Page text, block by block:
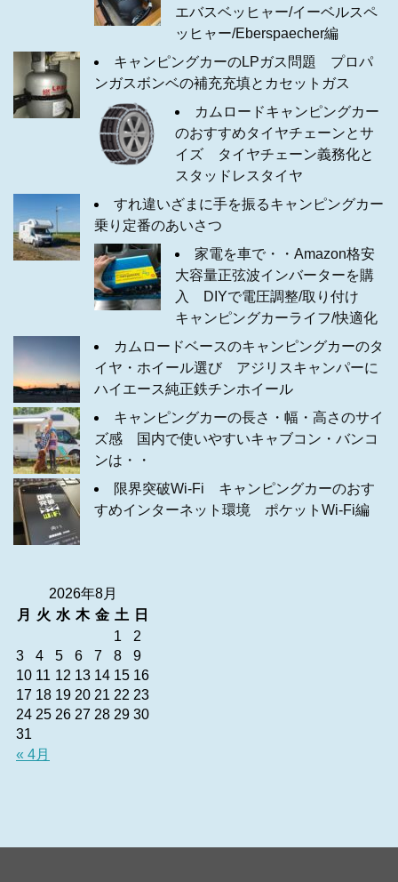
エバスベッヒャー/イーベルスペ
ッヒャー/Eberspaecher編
キャンピングカーのLPガス問題 プロパ
ンガスボンベの補充充填とカセットガス
カムロードキャンピングカー
のおすすめタイヤチェーンとサ
イズ タイヤチェーン義務化と
スタッドレスタイヤ
すれ違いざまに手を振るキャンピングカー
乗り定番のあいさつ
家電を車で・・Amazon格安
大容量正弦波インバーターを購
入 DIYで電圧調整/取り付け
キャンピングカーライフ/快適化
カムロードベースのキャンピングカーのタ
イヤ・ホイール選び アジリスキャンパーに
ハイエース純正鉄チンホイール
キャンピングカーの長さ・幅・高さのサイ
ズ感 国内で使いやすいキャブコン・バンコ
ンは・・
限界突破Wi-Fi キャンピングカーのおす
すめインターネット環境 ポケットWi-Fi編
2026年8月
月
火 水 木 金 土 日
« 4月
1
2
3
4 5 6 7 8
9
10 11 12 13 14 15 16
17 18 19 20 21 22 23
24 25 26 27 28 29 30
31